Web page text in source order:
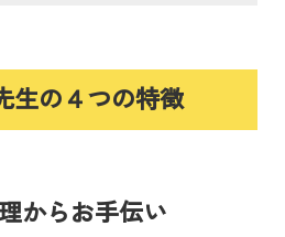
生の４つの特徴
からお手伝い